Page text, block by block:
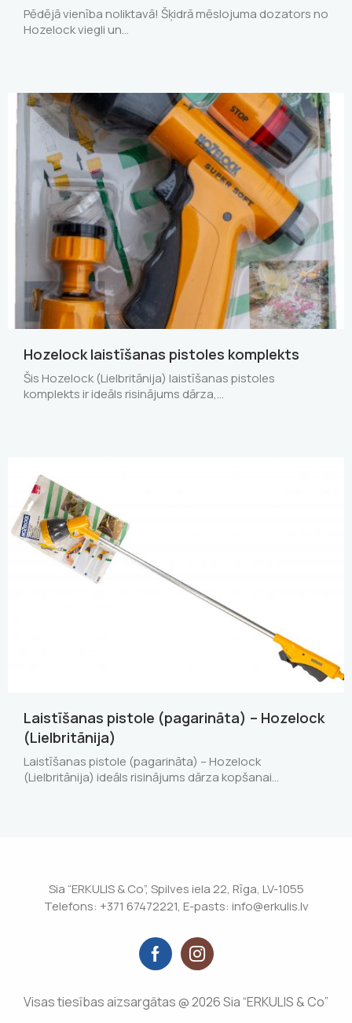
Pēdējā vienība noliktavā! Šķidrā mēslojuma dozators no
Hozelock viegli un…
Hozelock laistīšanas pistoles komplekts
Šis Hozelock (Lielbritānija) laistīšanas pistoles
komplekts ir ideāls risinājums dārza,…
Laistīšanas pistole (pagarināta) – Hozelock
(Lielbritānija)
Laistīšanas pistole (pagarināta) – Hozelock
(Lielbritānija) ideāls risinājums dārza kopšanai…
Sia “ERKULIS & Co”, Spilves iela 22, Rīga, LV-1055
Telefons: +371 67472221, E-pasts: info@erkulis.lv
Visas tiesības aizsargātas @ 2026 Sia “ERKULIS & Co”